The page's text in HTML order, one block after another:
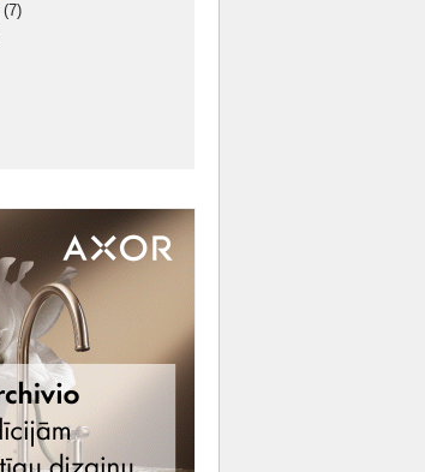
(7)